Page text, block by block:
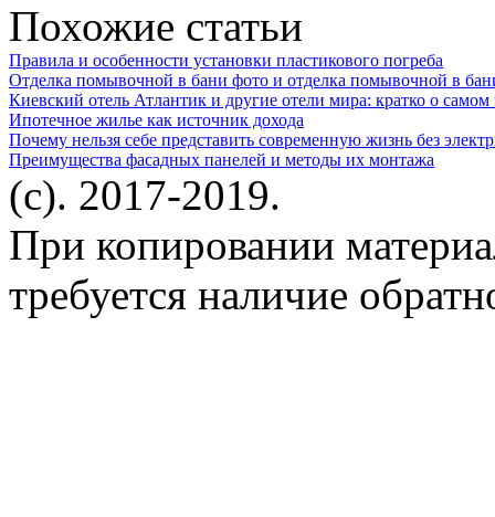
Похожие статьи
Правила и особенности установки пластикового погреба
Отделка помывочной в бани фото и отделка помывочной в
Киевский отель Атлантик и другие отели мира: кратко о самом
Ипотечное жилье как источник дохода
Почему нельзя себе представить современную жизнь без
Преимущества фасадных панелей и методы их монтажа
(c). 2017-2019.
При копировании
требуется наличие